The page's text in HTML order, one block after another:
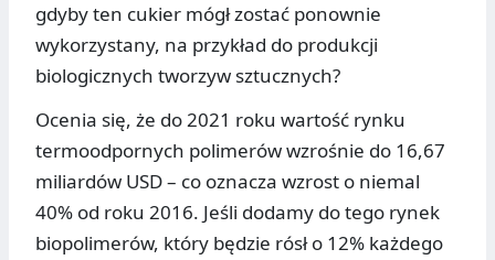
gdyby ten cukier mógł zostać ponownie
wykorzystany, na przykład do produkcji
biologicznych tworzyw sztucznych?
Ocenia się, że do 2021 roku wartość rynku
termoodpornych polimerów wzrośnie do 16,67
miliardów USD – co oznacza wzrost o niemal
40% od roku 2016. Jeśli dodamy do tego rynek
biopolimerów, który będzie rósł o 12% każdego